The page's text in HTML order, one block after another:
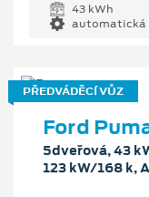
43 kWh
automatická
PŘEDVÁDĚCÍ VŮZ
Ford
5dveřová, 43
123 kW/168 k,